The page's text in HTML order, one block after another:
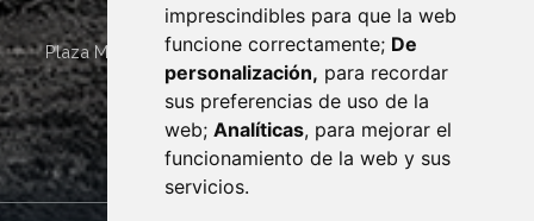
imprescindibles para que la web
funcione correctamente; De
personalización, para recordar
sus preferencias de uso de la
web; Analíticas, para mejorar el
funcionamiento de la web y sus
servicios.
Plaza Mayor 4 22400 MONZÓN - ARAGÓN (ESPAÑA)
· (34) 974 400 700 ·
sac@monzon.es
monzon.es